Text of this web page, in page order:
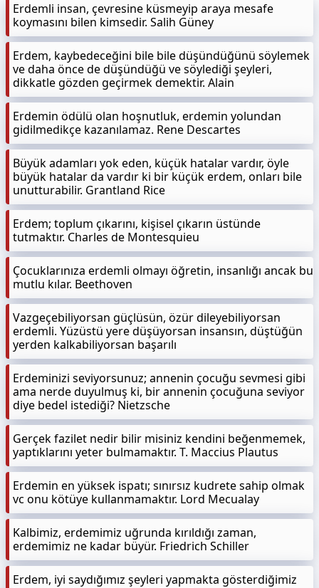
Erdemli insan, çevresine küsmeyip araya mesafe
koymasını bilen kimsedir. Salih Güney
Erdem, kaybedeceğini bile bile düşündüğünü söylemek
ve daha önce de düşündüğü ve söylediği şeyleri,
dikkatle gözden geçirmek demektir. Alain
Erdemin ödülü olan hoşnutluk, erdemin yolundan
gidilmedikçe kazanılamaz. Rene Descartes
Büyük adamları yok eden, küçük hatalar vardır, öyle
büyük hatalar da vardır ki bir küçük erdem, onları bile
unutturabilir. Grantland Rice
Erdem; toplum çıkarını, kişisel çıkarın üstünde
tutmaktır. Charles de Montesquieu
Çocuklarınıza erdemli olmayı öğretin, insanlığı ancak bu
mutlu kılar. Beethoven
Vazgeçebiliyorsan güçlüsün, özür dileyebiliyorsan
erdemli. Yüzüstü yere düşüyorsan insansın, düştüğün
yerden kalkabiliyorsan başarılı
Erdeminizi seviyorsunuz; annenin çocuğu sevmesi gibi
ama nerde duyulmuş ki, bir annenin çocuğuna seviyor
diye bedel istediği? Nietzsche
Gerçek fazilet nedir bilir misiniz kendini beğenmemek,
yaptıklarını yeter bulmamaktır. T. Maccius Plautus
Erdemin en yüksek ispatı; sınırsız kudrete sahip olmak
vc onu kötüye kullanmamaktır. Lord Mecualay
Kalbimiz, erdemimiz uğrunda kırıldığı zaman,
erdemimiz ne kadar büyür. Friedrich Schiller
Erdem, iyi saydığımız şeyleri yapmakta gösterdiğimiz